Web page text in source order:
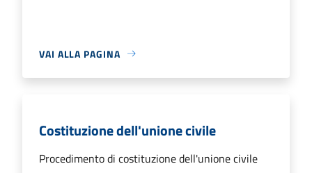
VAI ALLA PAGINA
Costituzione dell'unione civile
Procedimento di costituzione dell'unione civile